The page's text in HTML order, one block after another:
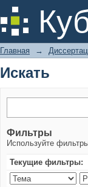
Искать
Главная →
Искать
Фильтры
Используйте
Текущие фильтры: